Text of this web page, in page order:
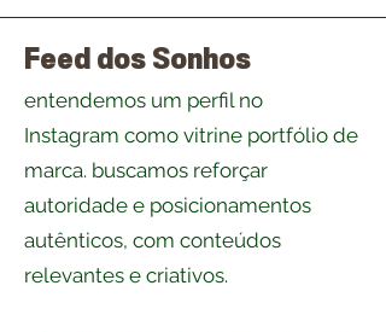
Feed dos Sonhos
entendemos um perfil no
Instagram como vitrine portfólio de
marca. buscamos reforçar
autoridade e posicionamentos
autênticos, com conteúdos
relevantes e criativos.